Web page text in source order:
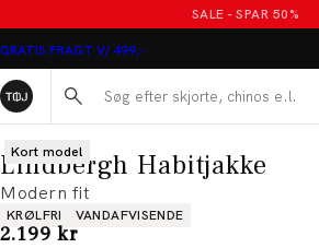
SALE - SPAR 50%
GRATIS FRAGT V/ 499,-
Søg her...
Kort model
Lindbergh Habitjakke
Modern fit
Produkt egenskaber
KRØLFRI VANDAFVISENDE
I alt (inkl. rabat)
2.199 kr